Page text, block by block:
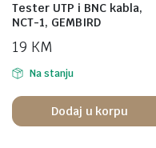
Tester UTP i BNC kabla,
NCT-1, GEMBIRD
19 KM
Na stanju
Dodaj u korpu